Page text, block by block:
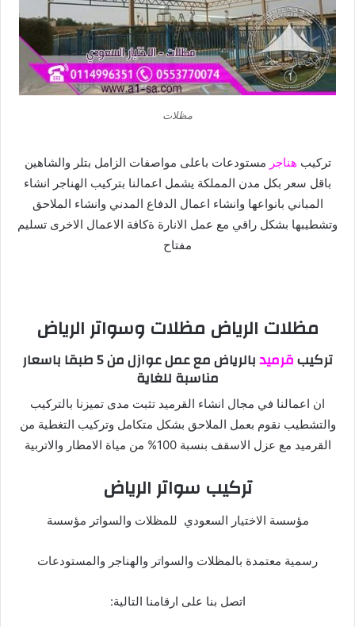
مظلات
تركيب هناجر مستودعات باعلى مواصفات الزامل بتلر والشاهين
باقل سعر بكل مدن المملكة يشمل اعمالنا بتركيب الهناجر انشاء
المباني بانواعها وانشاء اعمال الدفاع المدني وانشاء الملاحق
وتشطيبها بشكل راقي مع عمل الانارة ةكافة الاعمال الاخرى تسليم
مفتاح
مظلات الرياض مظلات وسواتر الرياض
تركيبقرميد بالرياض مع عمل عوازل من 5 طبقا باسعار
مناسبة للغاية
ان اعمالنا في مجال انشاء القرميد تثبت مدى تميزنا بالتركيب
والتشطيب نقوم بعمل الملاحق بشكل متكامل وتركيب التغطية من
القرميد مع عزل الاسقف بنسبة 100% من مياة الامطار والاتربية
تركيب سواتر الرياض
مؤسسة الاختيار السعودي للمظلات والسواتر مؤسسة
رسمية معتمدة بالمظلات والسواتر والهناجر والمستودعات
اتصل بنا على ارقامنا التالية: